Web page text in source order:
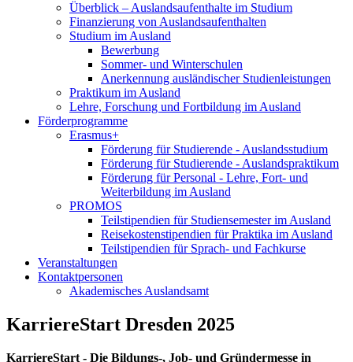
Überblick – Auslandsaufenthalte im Studium
Finanzierung von Auslandsaufenthalten
Studium im Ausland
Bewerbung
Sommer- und Winterschulen
Anerkennung ausländischer Studienleistungen
Praktikum im Ausland
Lehre, Forschung und Fortbildung im Ausland
Förderprogramme
Erasmus+
Förderung für Studierende - Auslandsstudium
Förderung für Studierende - Auslandspraktikum
Förderung für Personal - Lehre, Fort- und
Weiterbildung im Ausland
PROMOS
Teilstipendien für Studiensemester im Ausland
Reisekostenstipendien für Praktika im Ausland
Teilstipendien für Sprach- und Fachkurse
Veranstaltungen
Kontaktpersonen
Akademisches Auslandsamt
KarriereStart Dresden 2025
KarriereStart - Die Bildungs-, Job- und Gründermesse in